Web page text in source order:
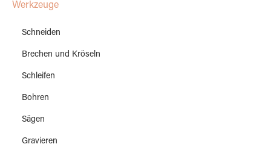
Werkzeuge
Schneiden
Brechen und Kröseln
Schleifen
Bohren
Sägen
Gravieren